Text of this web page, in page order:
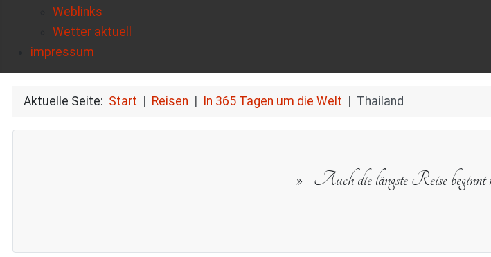
Weblinks
Wetter aktuell
impressum
Aktuelle Seite: Start Reisen In 365 Tagen um die Welt Thailand
Auch die längste Reise beginnt